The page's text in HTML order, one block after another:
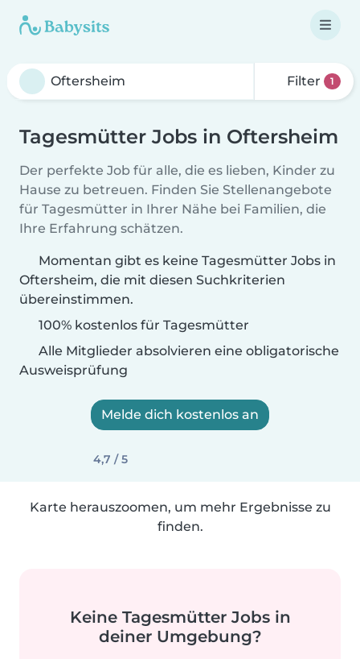
Filter 1
Tagesmütter Jobs in Oftersheim
Der perfekte Job für alle, die es lieben, Kinder zu
Hause zu betreuen. Finden Sie Stellenangebote
für Tagesmütter in Ihrer Nähe bei Familien, die
Ihre Erfahrung schätzen.
Momentan gibt es keine Tagesmütter Jobs in
Oftersheim, die mit diesen Suchkriterien
übereinstimmen.
100% kostenlos für Tagesmütter
Alle Mitglieder absolvieren eine obligatorische
Ausweisprüfung
Melde dich kostenlos an
4,7 / 5
Karte herauszoomen, um mehr Ergebnisse zu
finden.
Keine Tagesmütter Jobs in
deiner Umgebung?